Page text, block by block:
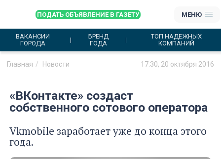
ПОДАТЬ ОБЪЯВЛЕНИЕ В ГАЗЕТУ МЕНЮ
ВАКАНСИИ
ГОРОДА
БРЕНД
ГОДА
ТОП НАДЕЖНЫХ
КОМПАНИЙ
Главная Новости 17:30, 20 октября 2016
«ВКонтакте» создаст
собственного сотового оператора
Vkmobile заработает уже до конца этого
года.